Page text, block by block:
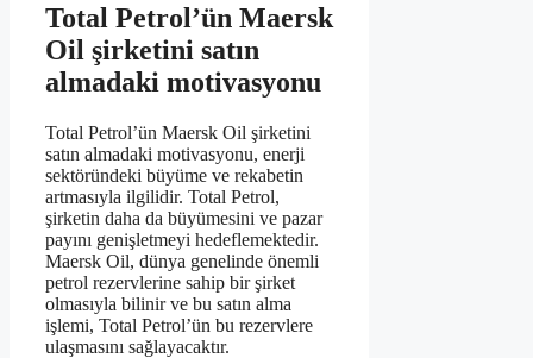
Total Petrol’ün Maersk
Oil şirketini satın
almadaki motivasyonu
Total Petrol’ün Maersk Oil şirketini
satın almadaki motivasyonu, enerji
sektöründeki büyüme ve rekabetin
artmasıyla ilgilidir. Total Petrol,
şirketin daha da büyümesini ve pazar
payını genişletmeyi hedeflemektedir.
Maersk Oil, dünya genelinde önemli
petrol rezervlerine sahip bir şirket
olmasıyla bilinir ve bu satın alma
işlemi, Total Petrol’ün bu rezervlere
ulaşmasını sağlayacaktır.